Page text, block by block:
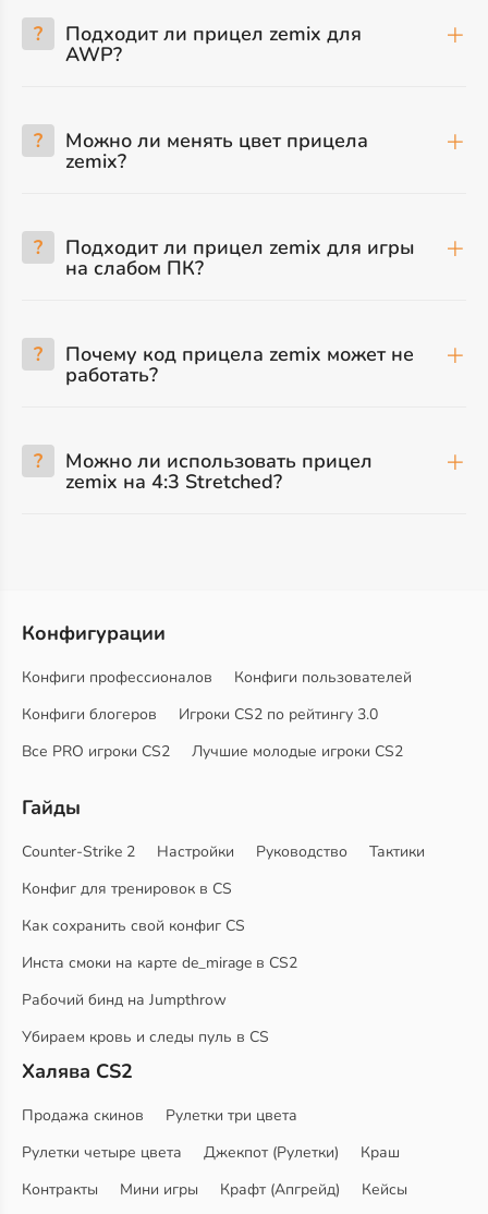
? Подходит ли прицел zemix для
AWP?
? Можно ли менять цвет прицела
zemix?
? Подходит ли прицел zemix для игры
на слабом ПК?
? Почему код прицела zemix может не
работать?
? Можно ли использовать прицел
zemix на 4:3 Stretched?
Конфигурации
Конфиги профессионалов
Конфиги пользователей
Конфиги блогеров
Игроки CS2 по рейтингу 3.0
Все PRO игроки CS2
Лучшие молодые игроки CS2
Гайды
Counter-Strike 2 Настройки Руководство
Тактики
Конфиг для тренировок в CS
Как сохранить свой конфиг CS
Инста смоки на карте de_mirage в CS2
Рабочий бинд на Jumpthrow
Убираем кровь и следы пуль в CS
Халява CS2
Продажа скинов
Рулетки три цвета
Рулетки четыре цвета
Джекпот (Рулетки)
Краш
Контракты
Мини игры Крафт (Апгрейд)
Кейсы